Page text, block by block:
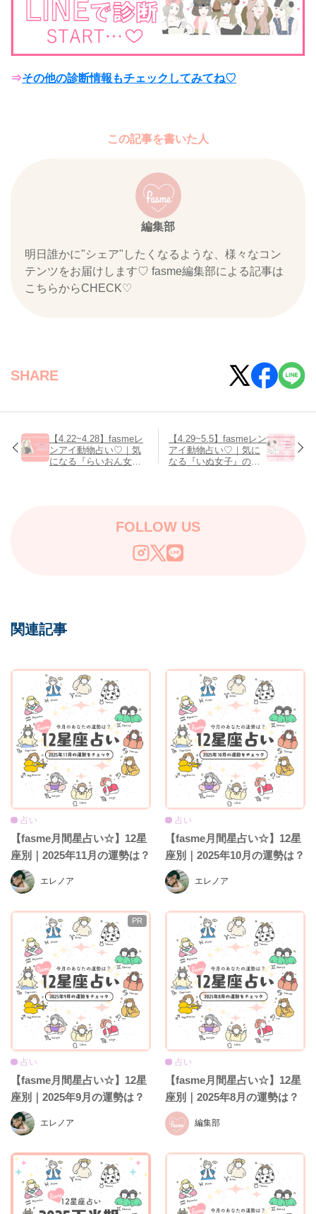
⇒その他の診断情報もチェックしてみてね♡
この記事を書いた人
編集部
明日誰かに"シェア"したくなるような、様々なコン
テンツをお届けします♡ fasme編集部による記事は
こちらからCHECK♡
SHARE
【4.22~4.28】fasmeレ
ンアイ動物占い♡｜気
になる『らいおん女
【4.29~5.5】fasmeレン
アイ動物占い♡｜気に
なる『いぬ女子』の今
FOLLOW US
関連記事
エレノア
占い
【fasme月間星占い☆】12星
座別｜2025年11月の運勢は？
エレノア
占い
【fasme月間星占い☆】12星
座別｜2025年10月の運勢は？
エレノア
占い
【fasme月間星占い☆】12星
座別｜2025年9月の運勢は？
編集部
占い
【fasme月間星占い☆】12星
座別｜2025年8月の運勢は？